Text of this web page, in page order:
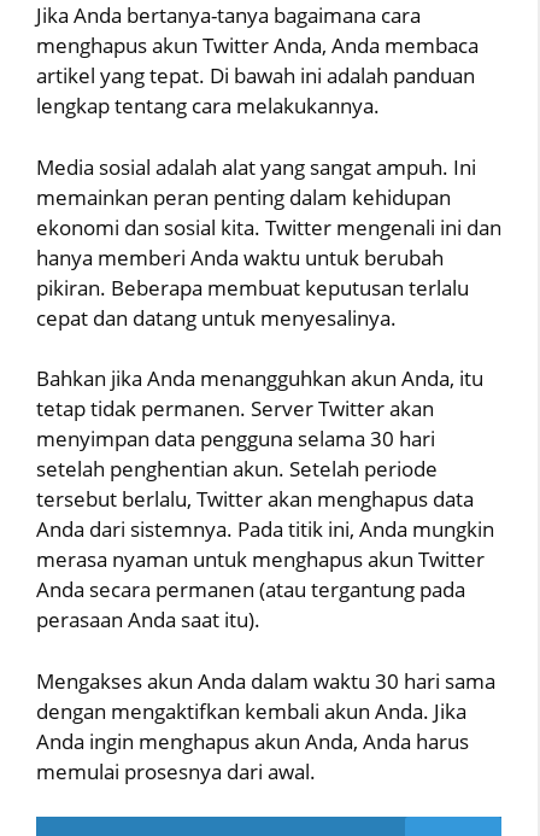
Jika Anda bertanya-tanya bagaimana cara
menghapus akun Twitter Anda, Anda membaca
artikel yang tepat. Di bawah ini adalah panduan
lengkap tentang cara melakukannya.
Media sosial adalah alat yang sangat ampuh. Ini
memainkan peran penting dalam kehidupan
ekonomi dan sosial kita. Twitter mengenali ini dan
hanya memberi Anda waktu untuk berubah
pikiran. Beberapa membuat keputusan terlalu
cepat dan datang untuk menyesalinya.
Bahkan jika Anda menangguhkan akun Anda, itu
tetap tidak permanen. Server Twitter akan
menyimpan data pengguna selama 30 hari
setelah penghentian akun. Setelah periode
tersebut berlalu, Twitter akan menghapus data
Anda dari sistemnya. Pada titik ini, Anda mungkin
merasa nyaman untuk menghapus akun Twitter
Anda secara permanen (atau tergantung pada
perasaan Anda saat itu).
Mengakses akun Anda dalam waktu 30 hari sama
dengan mengaktifkan kembali akun Anda. Jika
Anda ingin menghapus akun Anda, Anda harus
memulai prosesnya dari awal.